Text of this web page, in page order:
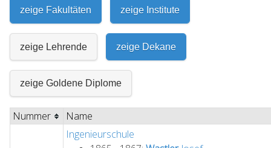
zeige Fakultäten zeige Institute
zeige Lehrende zeige Dekane
zeige Goldene Diplome
Nummer
Name
Ingenieurschule